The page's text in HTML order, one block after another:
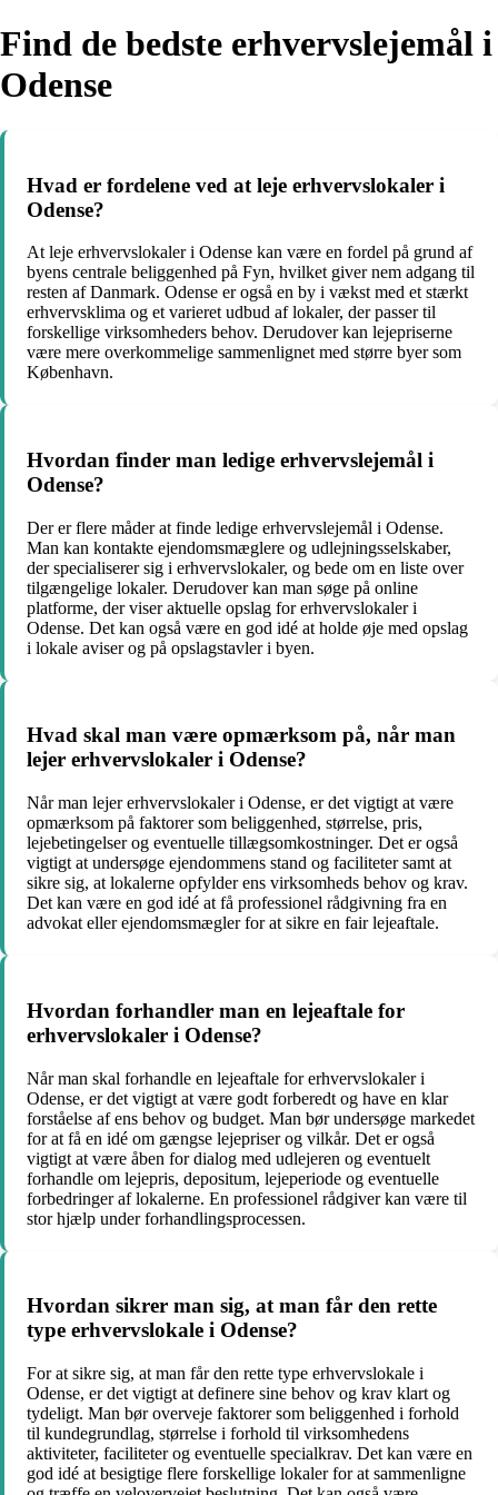
Find de bedste erhvervslejemål i
Odense
Hvad er fordelene ved at leje erhvervslokaler i
Odense?
At leje erhvervslokaler i Odense kan være en fordel på grund af
byens centrale beliggenhed på Fyn, hvilket giver nem adgang til
resten af Danmark. Odense er også en by i vækst med et stærkt
erhvervsklima og et varieret udbud af lokaler, der passer til
forskellige virksomheders behov. Derudover kan lejepriserne
være mere overkommelige sammenlignet med større byer som
København.
Hvordan finder man ledige erhvervslejemål i
Odense?
Der er flere måder at finde ledige erhvervslejemål i Odense.
Man kan kontakte ejendomsmæglere og udlejningsselskaber,
der specialiserer sig i erhvervslokaler, og bede om en liste over
tilgængelige lokaler. Derudover kan man søge på online
platforme, der viser aktuelle opslag for erhvervslokaler i
Odense. Det kan også være en god idé at holde øje med opslag
i lokale aviser og på opslagstavler i byen.
Hvad skal man være opmærksom på, når man
lejer erhvervslokaler i Odense?
Når man lejer erhvervslokaler i Odense, er det vigtigt at være
opmærksom på faktorer som beliggenhed, størrelse, pris,
lejebetingelser og eventuelle tillægsomkostninger. Det er også
vigtigt at undersøge ejendommens stand og faciliteter samt at
sikre sig, at lokalerne opfylder ens virksomheds behov og krav.
Det kan være en god idé at få professionel rådgivning fra en
advokat eller ejendomsmægler for at sikre en fair lejeaftale.
Hvordan forhandler man en lejeaftale for
erhvervslokaler i Odense?
Når man skal forhandle en lejeaftale for erhvervslokaler i
Odense, er det vigtigt at være godt forberedt og have en klar
forståelse af ens behov og budget. Man bør undersøge markedet
for at få en idé om gængse lejepriser og vilkår. Det er også
vigtigt at være åben for dialog med udlejeren og eventuelt
forhandle om lejepris, depositum, lejeperiode og eventuelle
forbedringer af lokalerne. En professionel rådgiver kan være til
stor hjælp under forhandlingsprocessen.
Hvordan sikrer man sig, at man får den rette
type erhvervslokale i Odense?
For at sikre sig, at man får den rette type erhvervslokale i
Odense, er det vigtigt at definere sine behov og krav klart og
tydeligt. Man bør overveje faktorer som beliggenhed i forhold
til kundegrundlag, størrelse i forhold til virksomhedens
aktiviteter, faciliteter og eventuelle specialkrav. Det kan være en
god idé at besigtige flere forskellige lokaler for at sammenligne